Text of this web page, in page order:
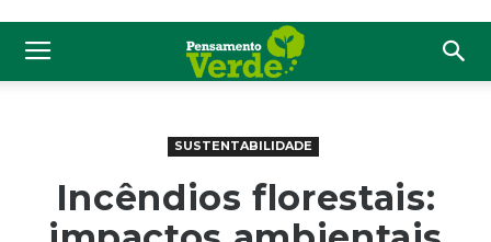
SUSTENTABILIDADE
Incêndios florestais: